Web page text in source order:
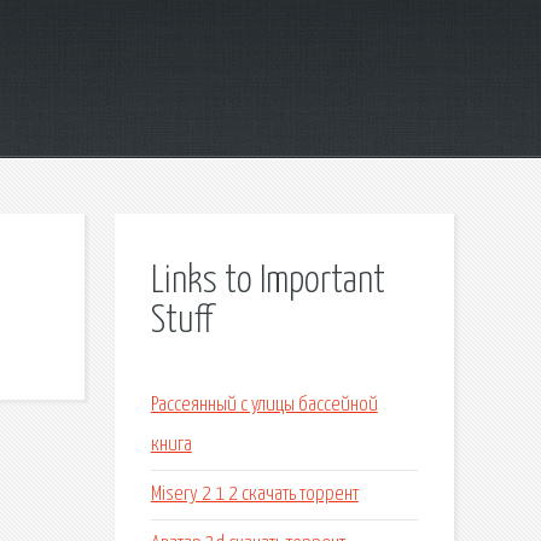
Links to Important
Stuff
Рассеянный с улицы бассейной
книга
Misery 2 1 2 скачать торрент